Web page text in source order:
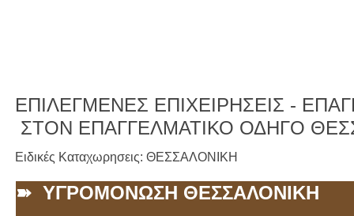
ΕΠΙΛΕΓΜΕΝΕΣ ΕΠΙΧΕΙΡΗΣΕΙΣ -
ΣΤΟΝ ΕΠΑΓΓΕΛΜΑΤΙΚΟ ΟΔΗΓΟ
Ειδικές Καταχωρησεις: ΘΕΣΣΑΛΟΝΙΚΗ
➽ ΥΓΡΟΜΟΝΩΣΗ ΘΕΣΣΑΛΟΝΙΚΗ